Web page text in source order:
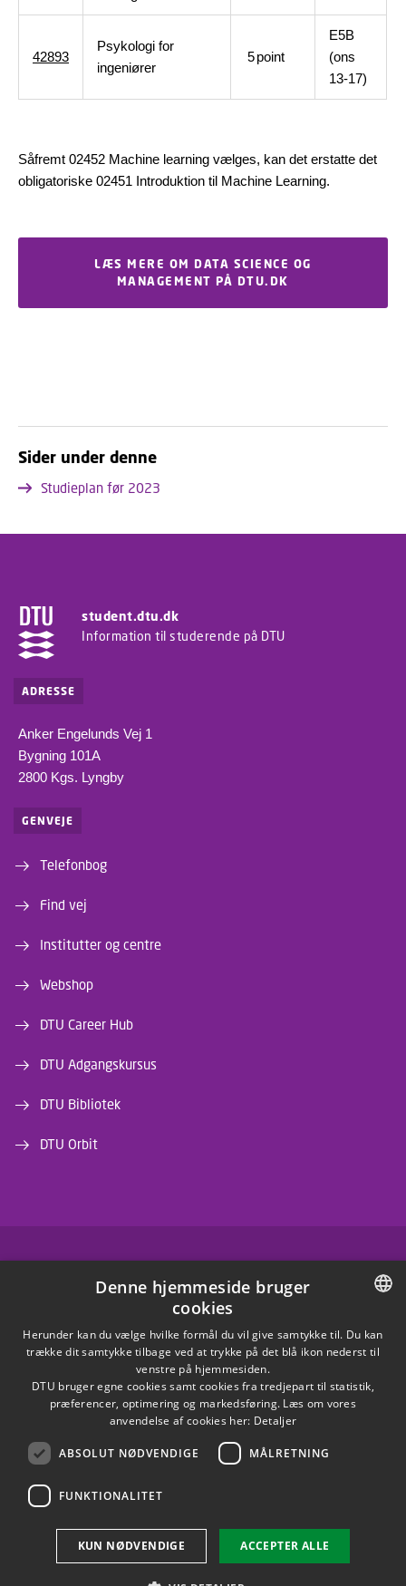
42893
Psykologi for
ingeniører
5point
E5B
(ons
13-17)
Såfremt 02452 Machine learning vælges, kan det erstatte det
obligatoriske 02451 Introduktion til Machine Learning.
LÆS MERE OM DATA SCIENCE OG
MANAGEMENT PÅ DTU.DK
Sider under denne
Studieplan før 2023
student.dtu.dk
Information til studerende på DTU
ADRESSE
Anker Engelunds Vej 1
Bygning 101A
2800 Kgs. Lyngby
GENVEJE
Telefonbog
Find vej
Institutter og centre
Webshop
DTU Career Hub
DTU Adgangskursus
DTU Bibliotek
DTU Orbit
INSTAGRAM
LINKEDIN
X
YOUTUBE
Tilgængelighedserklæring
DANISH
ENGLISH
Denne hjemmeside bruger
cookies
Herunder kan du vælge hvilke formål du vil give samtykke til. Du kan
trække dit samtykke tilbage ved at trykke på det blå ikon nederst til
venstre på hjemmesiden.
DTU bruger egne cookies samt cookies fra tredjepart til statistik,
præferencer, optimering og markedsføring. Læs om vores
anvendelse af cookies her: Detaljer
ABSOLUT NØDVENDIGE MÅLRETNING
FUNKTIONALITET
ACCEPTER ALLE
KUN NØDVENDIGE